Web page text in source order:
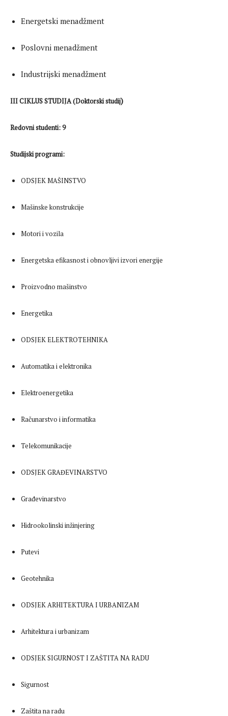
Energetski menadžment
Poslovni menadžment
Industrijski menadžment
III CIKLUS STUDIJA (Doktorski studij)
Redovni studenti: 9
Studijski programi:
ODSJEK MAŠINSTVO
Mašinske konstrukcije
Motori i vozila
Energetska efikasnost i obnovljivi izvori energije
Proizvodno mašinstvo
Energetika
ODSJEK ELEKTROTEHNIKA
Automatika i elektronika
Elektroenergetika
Računarstvo i informatika
Telekomunikacije
ODSJEK GRAĐEVINARSTVO
Građevinarstvo
Hidrookolinski inžinjering
Putevi
Geotehnika
ODSJEK ARHITEKTURA I URBANIZAM
Arhitektura i urbanizam
ODSJEK SIGURNOST I ZAŠTITA NA RADU
Sigurnost
Zaštita na radu